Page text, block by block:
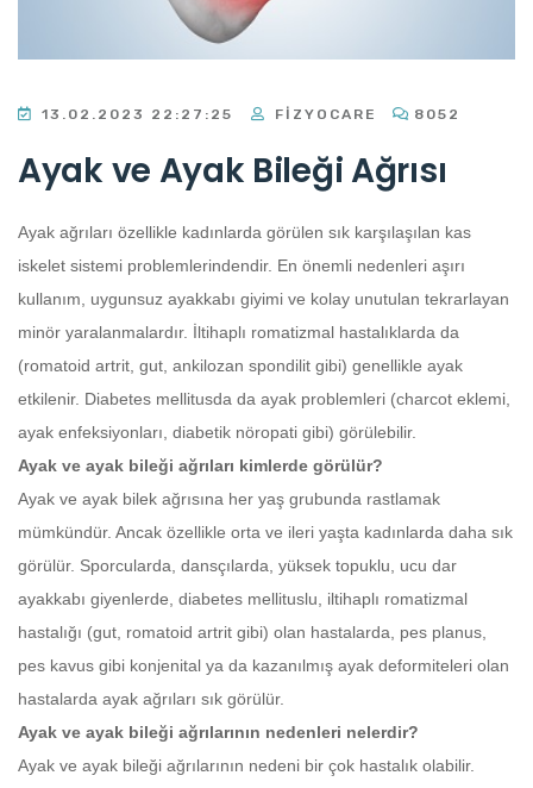
13.02.2023 22:27:25 FIZYOCARE 8052
Ayak ve Ayak Bileği Ağrısı
Ayak ağrıları özellikle kadınlarda görülen sık karşılaşılan kas
iskelet sistemi problemlerindendir. En önemli nedenleri aşırı
kullanım, uygunsuz ayakkabı giyimi ve kolay unutulan tekrarlayan
minör yaralanmalardır. İltihaplı romatizmal hastalıklarda da
(romatoid artrit, gut, ankilozan spondilit gibi) genellikle ayak
etkilenir. Diabetes mellitusda da ayak problemleri (charcot eklemi,
ayak enfeksiyonları, diabetik nöropati gibi) görülebilir.
Ayak ve ayak bileği ağrıları kimlerde görülür?
Ayak ve ayak bilek ağrısına her yaş grubunda rastlamak
mümkündür. Ancak özellikle orta ve ileri yaşta kadınlarda daha sık
görülür. Sporcularda, dansçılarda, yüksek topuklu, ucu dar
ayakkabı giyenlerde, diabetes mellituslu, iltihaplı romatizmal
hastalığı (gut, romatoid artrit gibi) olan hastalarda, pes planus,
pes kavus gibi konjenital ya da kazanılmış ayak deformiteleri olan
hastalarda ayak ağrıları sık görülür.
Ayak ve ayak bileği ağrılarının nedenleri nelerdir?
Ayak ve ayak bileği ağrılarının nedeni bir çok hastalık olabilir.